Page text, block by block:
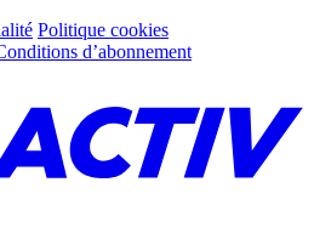
Politique cookies
d’abonnement